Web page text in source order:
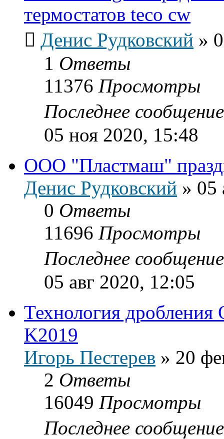
термостатов teco cw
Денис Рудковский »
1 Ответы
11376 Просмотры
Последнее
05 ноя 2020, 15:48
ООО "Пластмаш"
Денис Рудковский » 05
0 Ответы
11696 Просмотры
Последнее
05 авг 2020, 12:05
Технология дробления
K2019
Игорь Пестерев » 20
2 Ответы
16049 Просмотры
Последнее